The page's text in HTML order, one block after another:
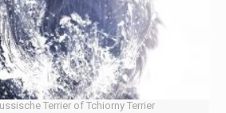
Terrier of Tchiorny Terrier